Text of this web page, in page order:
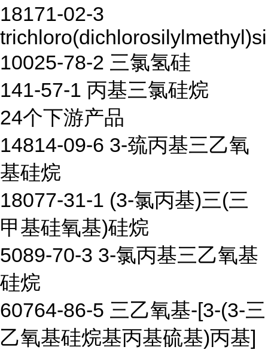
18171-02-3
10025-78-2 三氯氢硅
141-57-1 丙基三氯硅烷
24个下游产品
14814-09-6 3-巯丙基三乙氧
基硅烷
18077-31-1 (3-氯丙基)三(三
甲基硅氧基)硅烷
5089-70-3 3-氯丙基三乙氧基
硅烷
60764-86-5 三乙氧基-[3-(3-三
乙氧基硅烷基丙基硫基)丙基]